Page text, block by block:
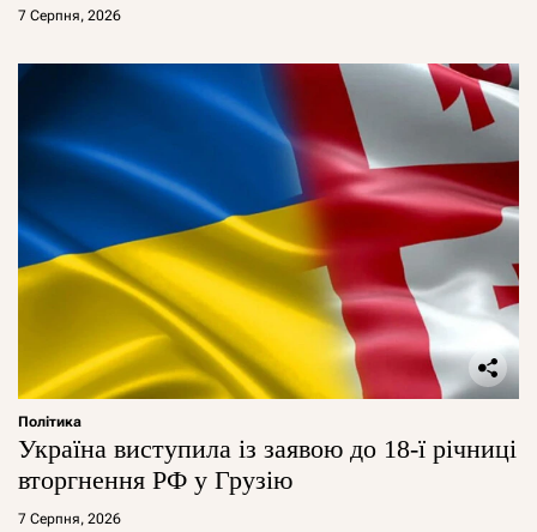
7 Серпня, 2026
Політика
Україна виступила із заявою до 18-ї річниці
вторгнення РФ у Грузію
7 Серпня, 2026